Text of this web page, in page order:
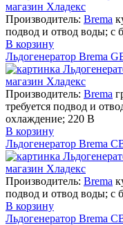
Производитель: Brema
подвод и отвод воды; с
В корзину
Льдогенератор Brema
Производитель: Brema
требуется подвод и
охлаждение; 220 В
В корзину
Льдогенератор Brema
Производитель: Brema
подвод и отвод воды; с
В корзину
Льдогенератор Brema